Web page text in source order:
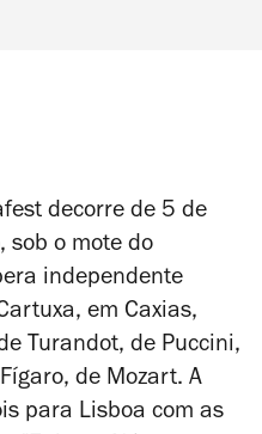
decorre de 5 de
sob o mote do
independente
em Caxias,
Turandot, de Puccini,
, de Mozart. A
para Lisboa com as